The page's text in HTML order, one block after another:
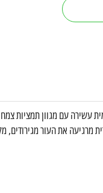
עשירה עם מגוון
מרגיעה את העור